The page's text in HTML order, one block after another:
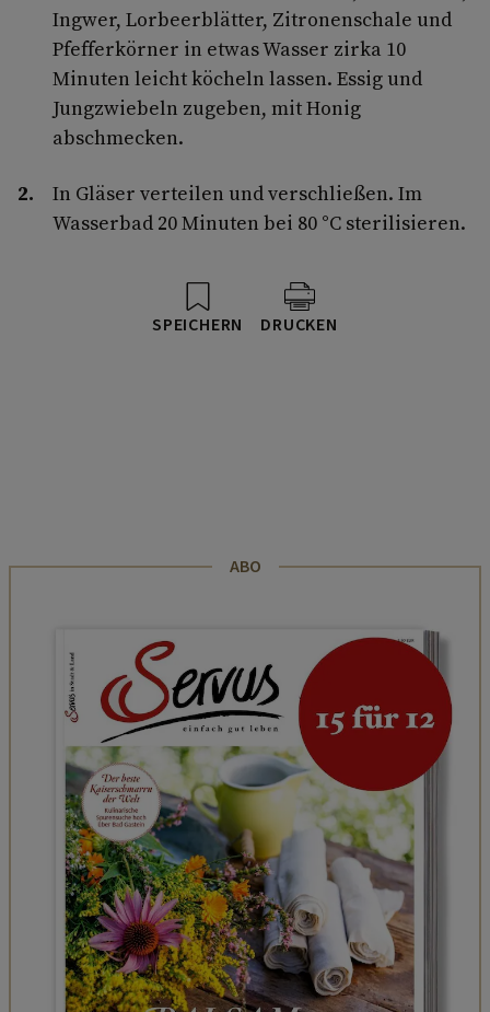
Ingwer, Lorbeerblätter, Zitronenschale und
Pfefferkörner in etwas Wasser zirka 10
Minuten leicht köcheln lassen. Essig und
Jungzwiebeln zugeben, mit Honig
abschmecken.
In Gläser verteilen und verschließen. Im
Wasserbad 20 Minuten bei 80 °C sterilisieren.
SPEICHERN DRUCKEN
ABO